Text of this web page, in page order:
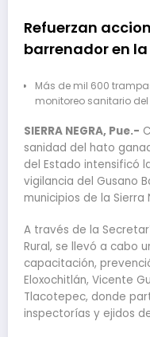
Refuerzan
barrenador en la
Más de mil 600
monitoreo sanitario
SIERRA NEGRA, Pue.-
sanidad del hato
del Estado intensificó
vigilancia del Gusano
municipios de la Sierra
A través de la
Rural, se llevó a cabo
capacitación,
Eloxochitlán, Vicente
Tlacotepec, donde
inspectorías y ejidos